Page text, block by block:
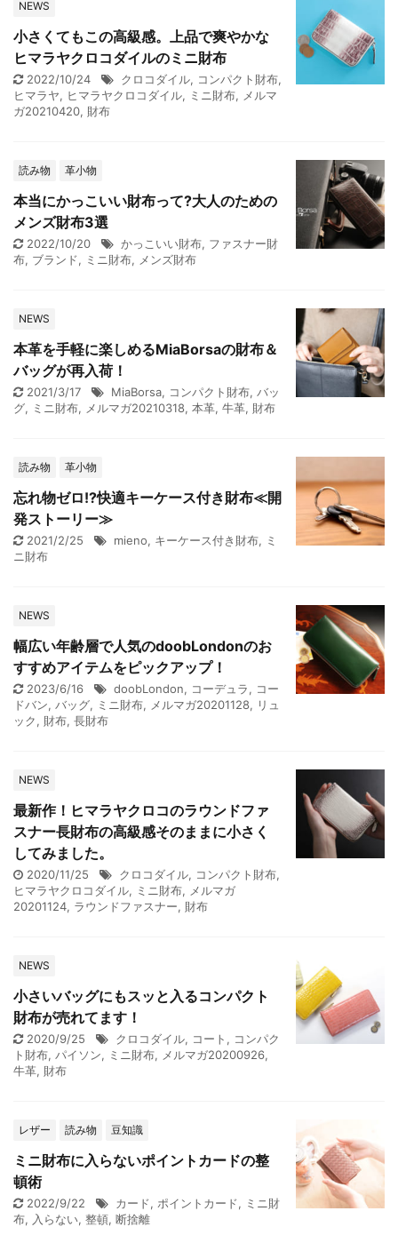
NEWS
小さくてもこの高級感。上品で爽やかな
ヒマラヤクロコダイルのミニ財布
2022/10/24 クロコダイル, コンパクト財布,
ヒマラヤ, ヒマラヤクロコダイル, ミニ財布, メルマ
ガ20210420, 財布
読み物 革小物
本当にかっこいい財布って?大人のための
メンズ財布3選
2022/10/20 かっこいい財布, ファスナー財
布, ブランド, ミニ財布, メンズ財布
NEWS
本革を手軽に楽しめるMiaBorsaの財布＆
バッグが再入荷！
2021/3/17 MiaBorsa, コンパクト財布, バッ
グ, ミニ財布, メルマガ20210318, 本革, 牛革, 財布
読み物 革小物
忘れ物ゼロ!?快適キーケース付き財布≪開
発ストーリー≫
2021/2/25 mieno, キーケース付き財布, ミ
ニ財布
NEWS
幅広い年齢層で人気のdoobLondonのお
すすめアイテムをピックアップ！
2023/6/16 doobLondon, コーデュラ, コー
ドバン, バッグ, ミニ財布, メルマガ20201128, リュ
ック, 財布, 長財布
NEWS
最新作！ヒマラヤクロコのラウンドファ
スナー長財布の高級感そのままに小さく
してみました。
2020/11/25 クロコダイル, コンパクト財布,
ヒマラヤクロコダイル, ミニ財布, メルマガ
20201124, ラウンドファスナー, 財布
NEWS
小さいバッグにもスッと入るコンパクト
財布が売れてます！
2020/9/25 クロコダイル, コート , コンパク
ト財布, パイソン, ミニ財布, メルマガ20200926,
牛革, 財布
レザー 読み物 豆知識
ミニ財布に入らないポイントカードの整
頓術
2022/9/22 カード, ポイントカード, ミニ財
布, 入らない, 整頓, 断捨離